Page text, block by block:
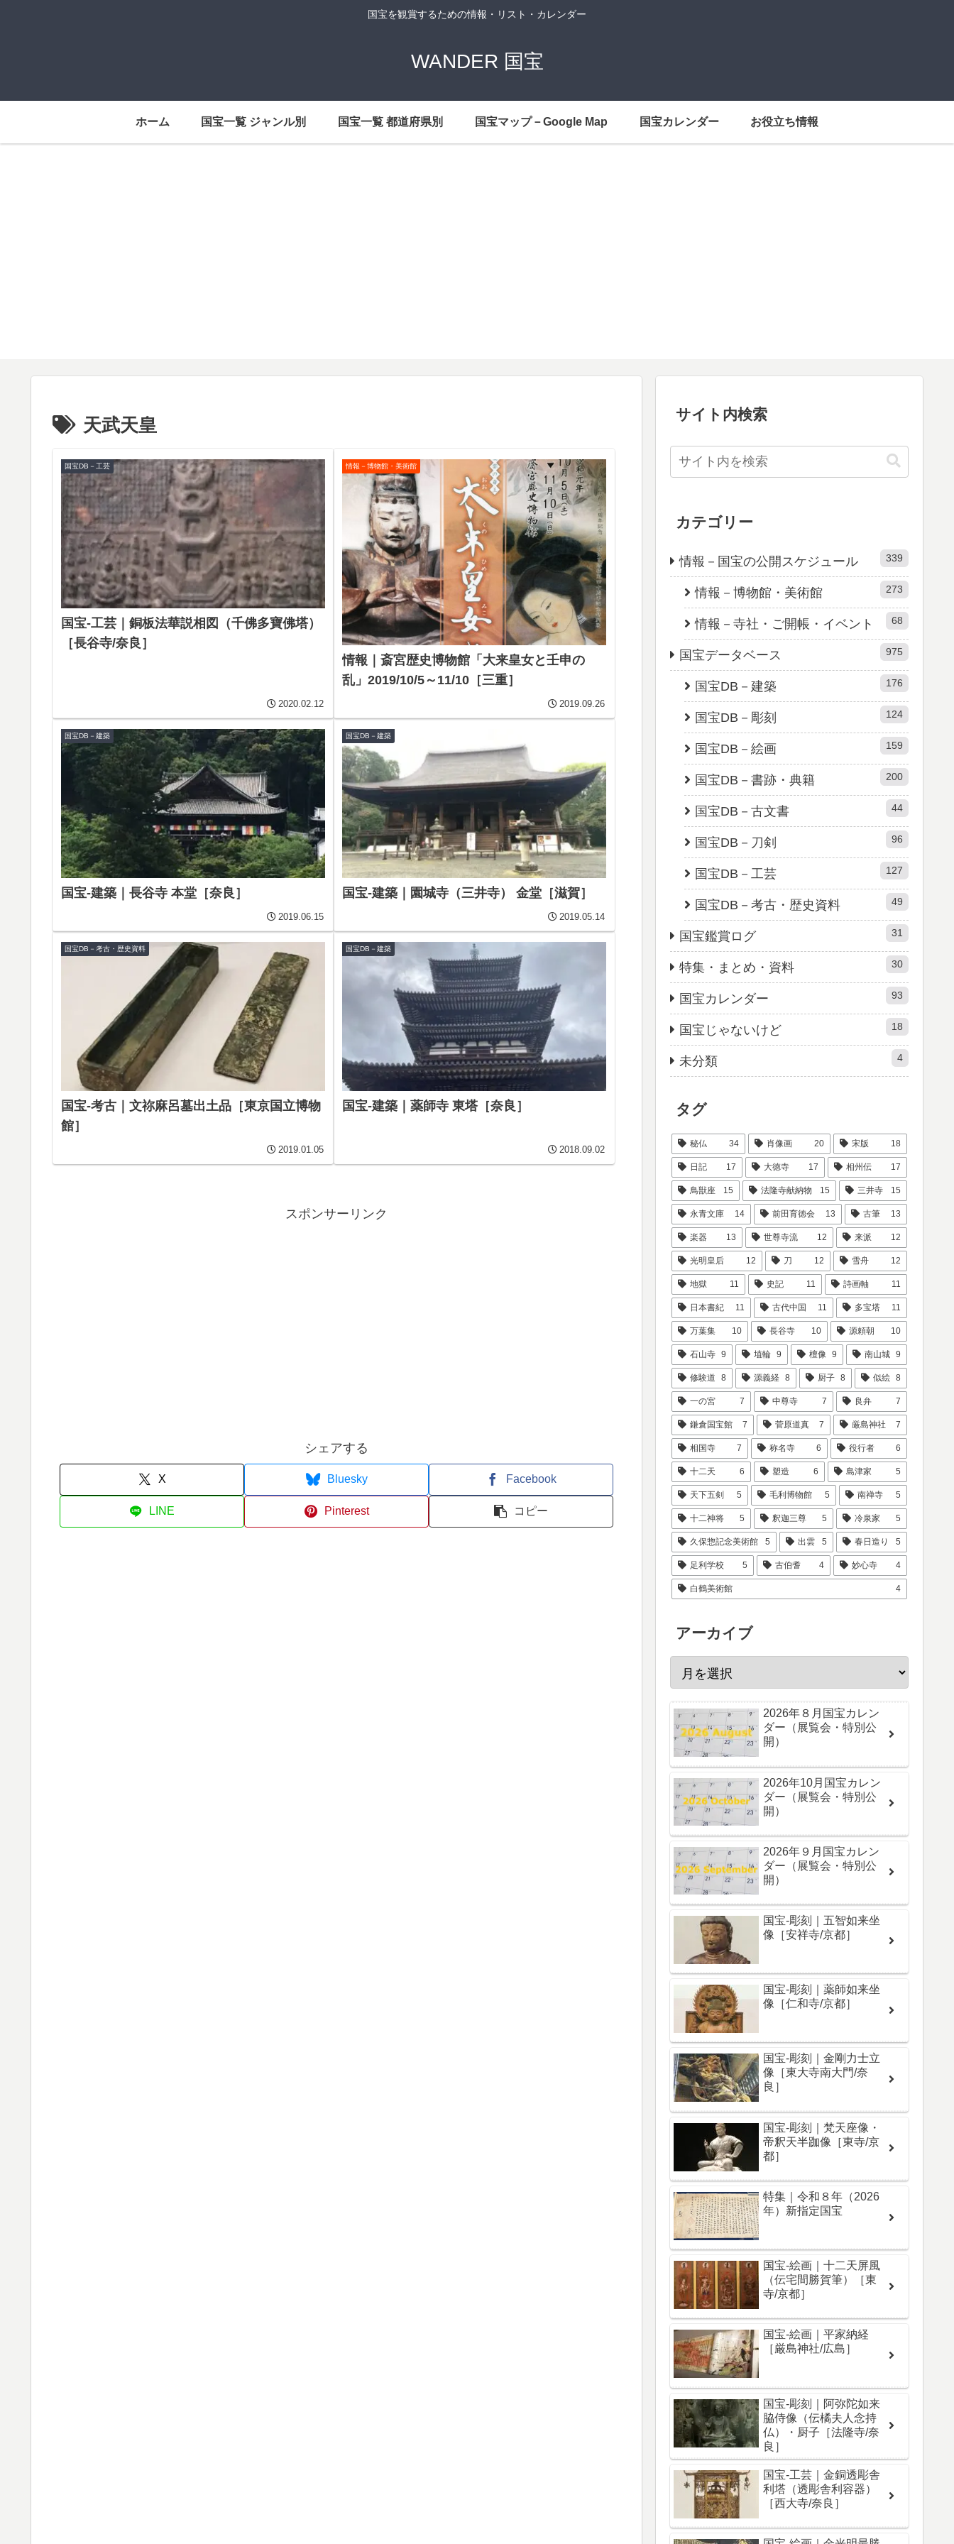
国宝を観賞するための情報・リスト・カレンダー
WANDER 国宝
ホーム 国宝一覧 ジャンル別 国宝一覧 都道府県別 国宝マップ－Google Map 国宝カレンダー お役立ち情報
天武天皇
国宝DB－工芸
国宝-工芸｜銅板法華説相図（千佛多寶佛塔）
［長谷寺/奈良］
2020.02.12
情報－博物館・美術館
情報｜斎宮歴史博物館「大来皇女と壬申の
乱」2019/10/5～11/10［三重］
2019.09.26
国宝DB－建築
国宝-建築｜長谷寺 本堂［奈良］
2019.06.15
国宝DB－建築
国宝-建築｜園城寺（三井寺） 金堂［滋賀］
2019.05.14
国宝DB－考古・歴史資料
国宝-考古｜文祢麻呂墓出土品［東京国立博物
館］
2019.01.05
国宝DB－建築
国宝-建築｜薬師寺 東塔［奈良］
2018.09.02
スポンサーリンク
シェアする
X Bluesky Facebook
LINE Pinterest コピー
サイト内検索
カテゴリー
情報－国宝の公開スケジュール 339
情報－博物館・美術館 273
情報－寺社・ご開帳・イベント 68
国宝データベース 975
国宝DB－建築 176
国宝DB－彫刻 124
国宝DB－絵画 159
国宝DB－書跡・典籍 200
国宝DB－古文書 44
国宝DB－刀剣 96
国宝DB－工芸 127
国宝DB－考古・歴史資料 49
国宝鑑賞ログ 31
特集・まとめ・資料 30
国宝カレンダー 93
国宝じゃないけど 18
未分類 4
タグ
秘仏 34 肖像画 20 宋版 18
日記 17 大徳寺 17 相州伝 17
鳥獣座 15 法隆寺献納物 15 三井寺 15
永青文庫 14 前田育徳会 13 古筆 13
楽器 13 世尊寺流 12 来派 12
光明皇后 12 刀 12 雪舟 12
地獄 11 史記 11 詩画軸 11
日本書紀 11 古代中国 11 多宝塔 11
万葉集 10 長谷寺 10 源頼朝 10
石山寺 9 埴輪 9 檀像 9 南山城 9
修験道 8 源義経 8 厨子 8 似絵 8
一の宮 7 中尊寺 7 良弁 7
鎌倉国宝館 7 菅原道真 7 厳島神社 7
相国寺 7 称名寺 6 役行者 6
十二天 6 塑造 6 島津家 5
天下五剣 5 毛利博物館 5 南禅寺 5
十二神将 5 釈迦三尊 5 冷泉家 5
久保惣記念美術館 5 出雲 5 春日造り 5
足利学校 5 古伯耆 4 妙心寺 4
白鶴美術館 4
アーカイブ
2026年８月国宝カレン
ダー（展覧会・特別公
開）
2026年10月国宝カレン
ダー（展覧会・特別公
開）
2026年９月国宝カレン
ダー（展覧会・特別公
開）
国宝-彫刻｜五智如来坐
像［安祥寺/京都］
国宝-彫刻｜薬師如来坐
像［仁和寺/京都］
国宝-彫刻｜金剛力士立
像［東大寺南大門/奈
良］
国宝-彫刻｜梵天座像・
帝釈天半跏像［東寺/京
都］
特集｜令和８年（2026
年）新指定国宝
国宝-絵画｜十二天屏風
（伝宅間勝賀筆）［東
寺/京都］
国宝-絵画｜平家納経
［厳島神社/広島］
国宝-彫刻｜阿弥陀如来
脇侍像（伝橘夫人念持
仏）・厨子［法隆寺/奈
良］
国宝-工芸｜金銅透彫舎
利塔（透彫舎利容器）
［西大寺/奈良］